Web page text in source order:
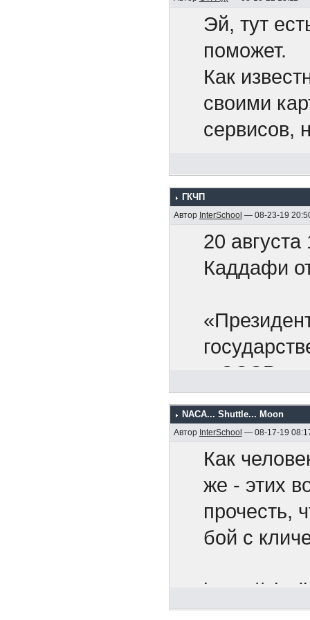
Путин
Нет
Эй, тут
поможет.
Как
своими
сервисов,
Pixiv
хочется.
Может,
раскрыть
найдется
стран. Я
валюту по
покупаете
ГКЧП
Автор InterSchool — 08-23-19
20
Каддафи
в СССР.
Мы рады
деянием.
поступок
Советский
NACA... Shuttle... Moon
Автор InterSchool — 08-17-19
Как
же - этих
прочесть,
бой с
https://